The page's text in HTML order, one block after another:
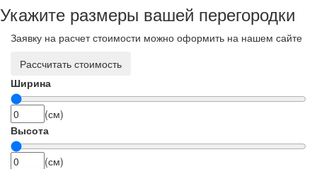
Укажите размеры вашей перегородки
Заявку на расчет стоимости можно оформить на нашем сайте
Рассчитать стоимость
Ширина
(см)
Высота
(см)